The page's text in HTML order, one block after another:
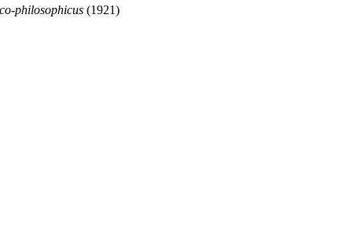
philosophicus (1921)